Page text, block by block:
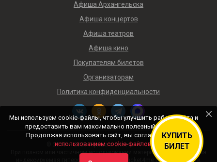
КУПИТЬ
БИЛЕТ
Афиша Архангельска
Афиша концертов
Афиша театров
Афиша кино
Покупателям билетов
Организаторам
Политика конфиденциальности
© 2018 — 2026 Афиша и билеты «Ticket4me»
При полном или частичном использовании материалов сайта прямая
индексируемая гиперссылка на https://ticket4me.ru/ обязательна.
Мы используем cookie-файлы, чтобы улучшить работу сайта и
предоставить вам максимально полезный контент.
Продолжая использовать сайт, вы соглашаетесь с
использованием cookie-файлов.